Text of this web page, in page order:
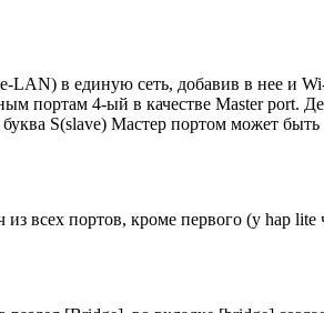
в единую сеть, добавив в нее и
портам 4-ый в качестве Master port.
S(slave) Мастер портом может
всех портов, кроме первого (у hap lite